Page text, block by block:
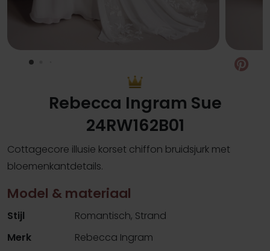
Rebecca Ingram Sue
24RW162B01
Cottagecore illusie korset chiffon bruidsjurk met
bloemenkantdetails.
Model & materiaal
Stijl
Romantisch, Strand
Merk
Rebecca Ingram